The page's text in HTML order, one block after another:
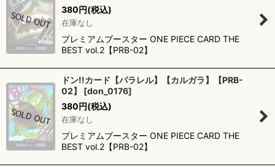
380円(税込)
在庫なし
プレミアムブースター ONE PIECE CARD THE
BEST vol.2【PRB-02】
ドン!!カード【パラレル】【カルガラ】【PRB-
02】
[don_0176]
380円(税込)
在庫なし
プレミアムブースター ONE PIECE CARD THE
BEST vol.2【PRB-02】